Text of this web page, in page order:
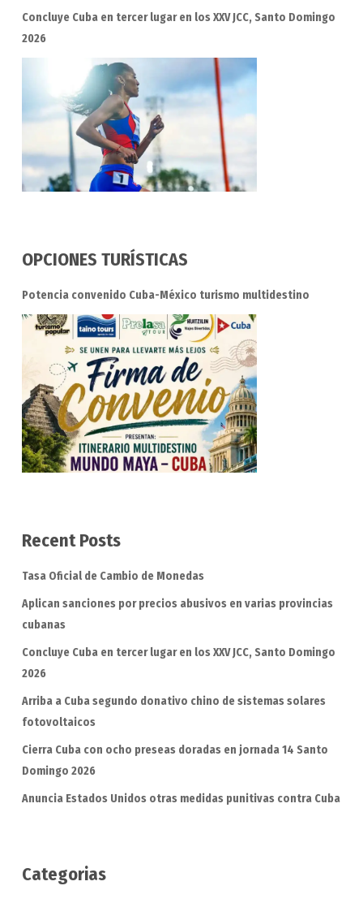
Concluye Cuba en tercer lugar en los XXV JCC, Santo Domingo
2026
OPCIONES TURÍSTICAS
Potencia convenido Cuba-México turismo multidestino
Recent Posts
Tasa Oficial de Cambio de Monedas
Aplican sanciones por precios abusivos en varias provincias
cubanas
Concluye Cuba en tercer lugar en los XXV JCC, Santo Domingo
2026
Arriba a Cuba segundo donativo chino de sistemas solares
fotovoltaicos
Cierra Cuba con ocho preseas doradas en jornada 14 Santo
Domingo 2026
Anuncia Estados Unidos otras medidas punitivas contra Cuba
Categorias